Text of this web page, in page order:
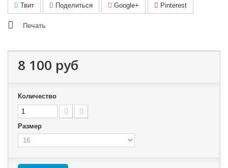
Твит Поделиться Google+ Pinterest
Печать
8 100 руб
Количество
Размер